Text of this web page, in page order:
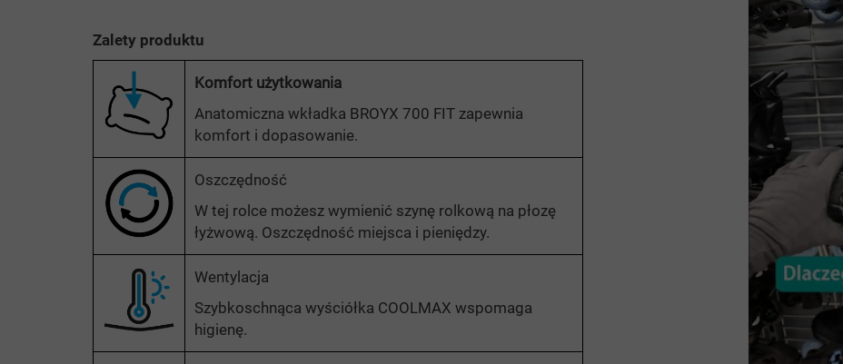
Zalety produktu
Komfort użytkowania
Anatomiczna wkładka BROYX 700 FIT zapewnia
komfort i dopasowanie.
Oszczędność
W tej rolce możesz wymienić szynę rolkową na płozę
łyżwową. Oszczędność miejsca i pieniędzy.
Wentylacja
Szybkoschnąca wyściółka COOLMAX wspomaga
higienę.